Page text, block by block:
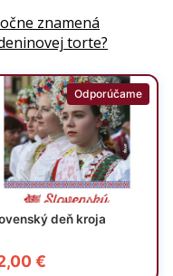
znamená
torte?